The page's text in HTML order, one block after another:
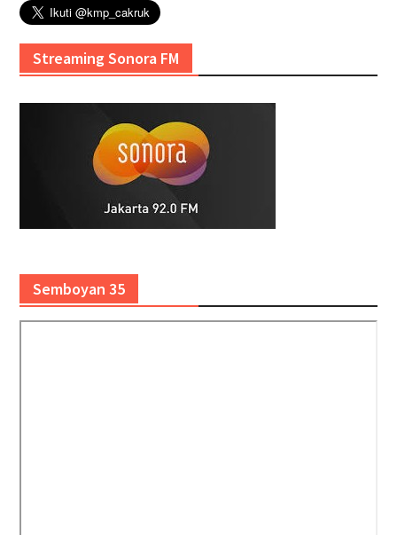
Streaming Sonora FM
Semboyan 35